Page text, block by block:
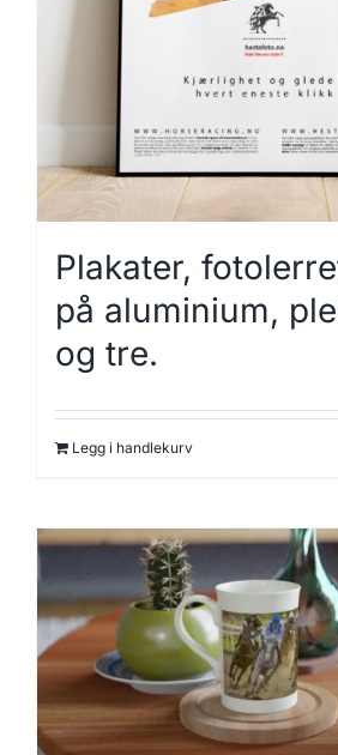
Plakater,
på aluminium,
og tre.
Legg i handlekurv